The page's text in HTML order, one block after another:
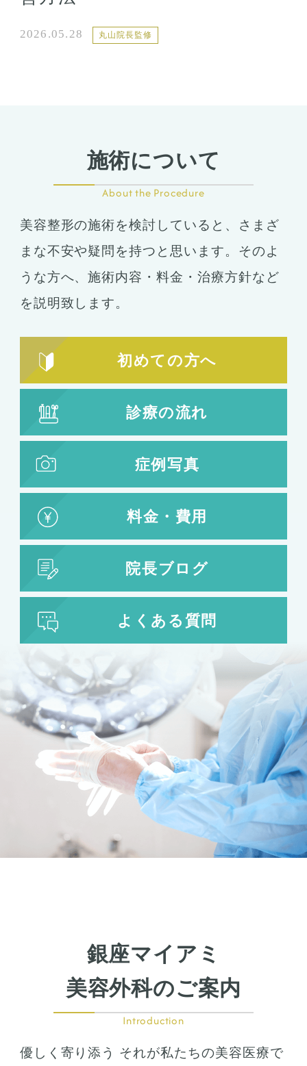
2026.05.28 丸山院長監修
施術について
About the Procedure
美容整形の施術を検討していると、さまざ
まな不安や疑問を持つと思います。そのよ
うな方へ、施術内容・料金・治療方針など
を説明致します。
初めての方へ
診療の流れ
症例写真
料金・費用
院長ブログ
よくある質問
銀座マイアミ
美容外科のご案内
Introduction
優しく寄り添う それが私たちの美容医療で